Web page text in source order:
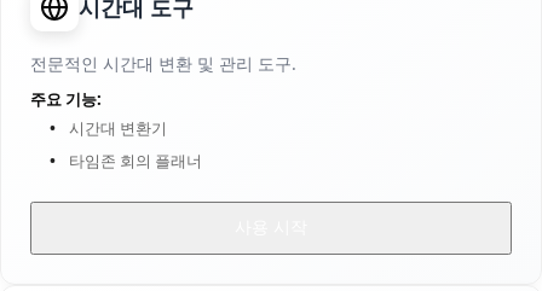
시간대 도구
전문적인 시간대 변환 및 관리 도구.
주요 기능:
시간대 변환기
타임존 회의 플래너